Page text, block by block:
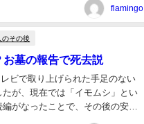
flamingo
のその後
墓の報告で死去説
ビで取り上げられた手足のない
が、現在では「イモムシ」とい
がなったことで、その後の安井